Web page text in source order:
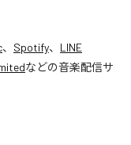
、 Spotify、 LINE
などの音楽配信サ